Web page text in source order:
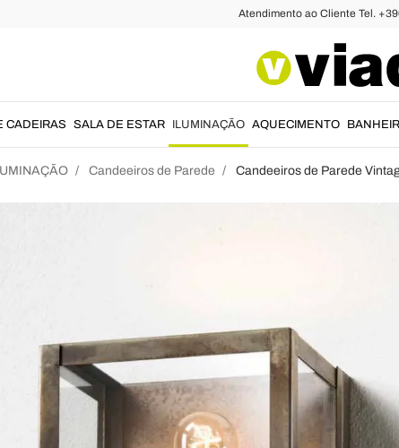
Atendimento ao Cliente Tel.
CADEIRAS SALA DE ESTAR ILUMINAÇÃO AQUECIMENTO
Candeeiros de Parede Candeeiros de Parede